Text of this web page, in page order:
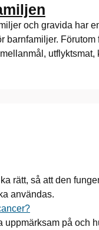
och gravida har
barnfamiljer. Förutom
utflyktsmat,
rätt, så att den
användas.
uppmärksam på och